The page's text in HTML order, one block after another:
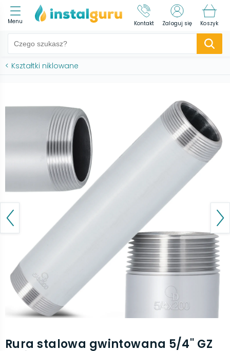
Menu Kontakt Zaloguj się Koszyk
< Kształtki niklowane
Rura stalowa gwintowana 5/4'' GZ